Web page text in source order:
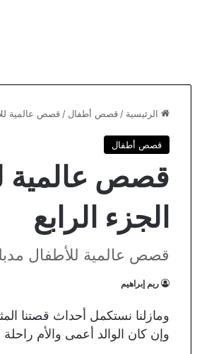
الرئيسية / قصص أطفال / قصص عالمية
قصص أطفال
قصص عالمية
الجزء الرابع
قصص عالمية للأطفال
ريم إبراهيم
ومازلنا نستكمل أحداث قصتنا
وإن كان الوالد أعمى والأم